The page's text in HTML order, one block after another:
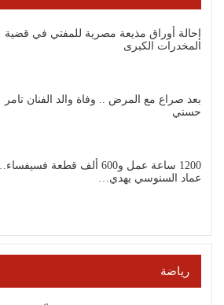
إحالة أوراق مذيعة مصرية للمفتي في قضية
المخدرات الكبرى
بعد صراع مع المرض .. وفاة والد الفنان تامر
حسني
1200 ساعة عمل و600 ألف قطعة فسيفساء…
عماد السنوسي يهدي…
رياضة